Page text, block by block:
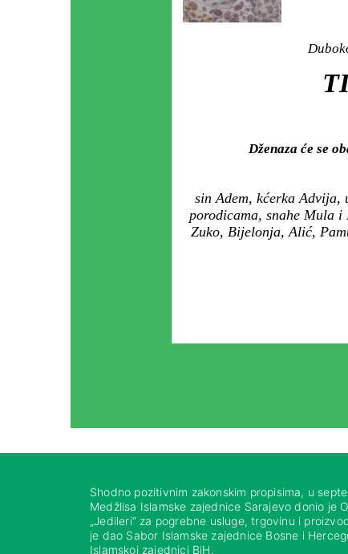
Dženaza će se
sin Adem, kćerka Advija,
porodicama, snahe Mula
Zuko, Bijelonja, Alić,
Shodno pozitivnim zakonskim propisima, u
Medžlisa Islamske zajednice Sarajevo donio je
„Jedileri“ za pogrebne usluge, trgovinu i
je dao Sabor Islamske zajednice Bosne i
Islamskoj zajednici BiH.